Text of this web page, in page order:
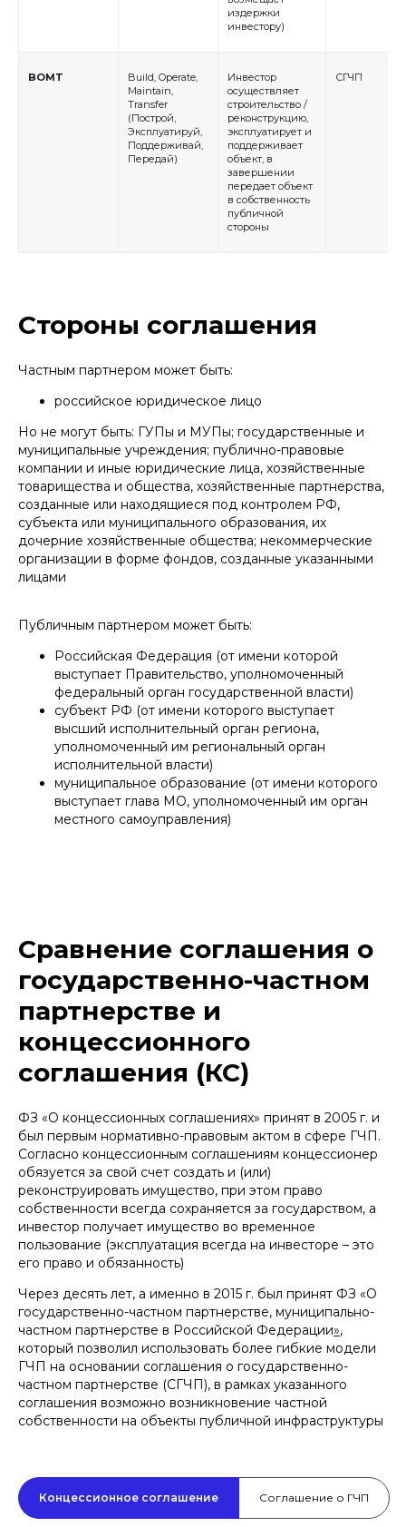
издержки
инвестору)
BOMT
Build, Operate,
Maintain,
Transfer
(Построй,
Эксплуатируй,
Поддерживай,
Передай)
Инвестор
осуществляет
строительство /
реконструкцию,
эксплуатирует и
поддерживает
объект, в
завершении
передает объект
в собственность
публичной
стороны
СГЧП
Стороны соглашения
Частным партнером может быть:
российское юридическое лицо
Но не могут быть: ГУПы и МУПы; государственные и
муниципальные учреждения; публично-правовые
компании и иные юридические лица, хозяйственные
товарищества и общества, хозяйственные партнерства,
созданные или находящиеся под контролем РФ,
субъекта или муниципального образования, их
дочерние хозяйственные общества; некоммерческие
организации в форме фондов, созданные указанными
лицами
Публичным партнером может быть:
Российская Федерация (от имени которой
выступает Правительство, уполномоченный
федеральный орган государственной власти)
субъект РФ (от имени которого выступает
высший исполнительный орган региона,
уполномоченный им региональный орган
исполнительной власти)
муниципальное образование (от имени которого
выступает глава МО, уполномоченный им орган
местного самоуправления)
Сравнение соглашения о
государственно-частном
партнерстве и
концессионного
соглашения (КС)
ФЗ «О концессионных соглашениях» принят в 2005 г. и
был первым нормативно-правовым актом в сфере ГЧП.
Согласно концессионным соглашениям концессионер
обязуется за свой счет создать и (или)
реконструировать имущество, при этом право
собственности всегда сохраняется за государством, а
инвестор получает имущество во временное
пользование (эксплуатация всегда на инвесторе – это
его право и обязанность)
Через десять лет, а именно в 2015 г. был принят ФЗ «О
государственно-частном партнерстве, муниципально-
частном партнерстве в Российской Федерации»,
который позволил использовать более гибкие модели
ГЧП на основании соглашения о государственно-
частном партнерстве (СГЧП), в рамках указанного
соглашения возможно возникновение частной
собственности на объекты публичной инфраструктуры
Концессионное соглашение Соглашение о ГЧП